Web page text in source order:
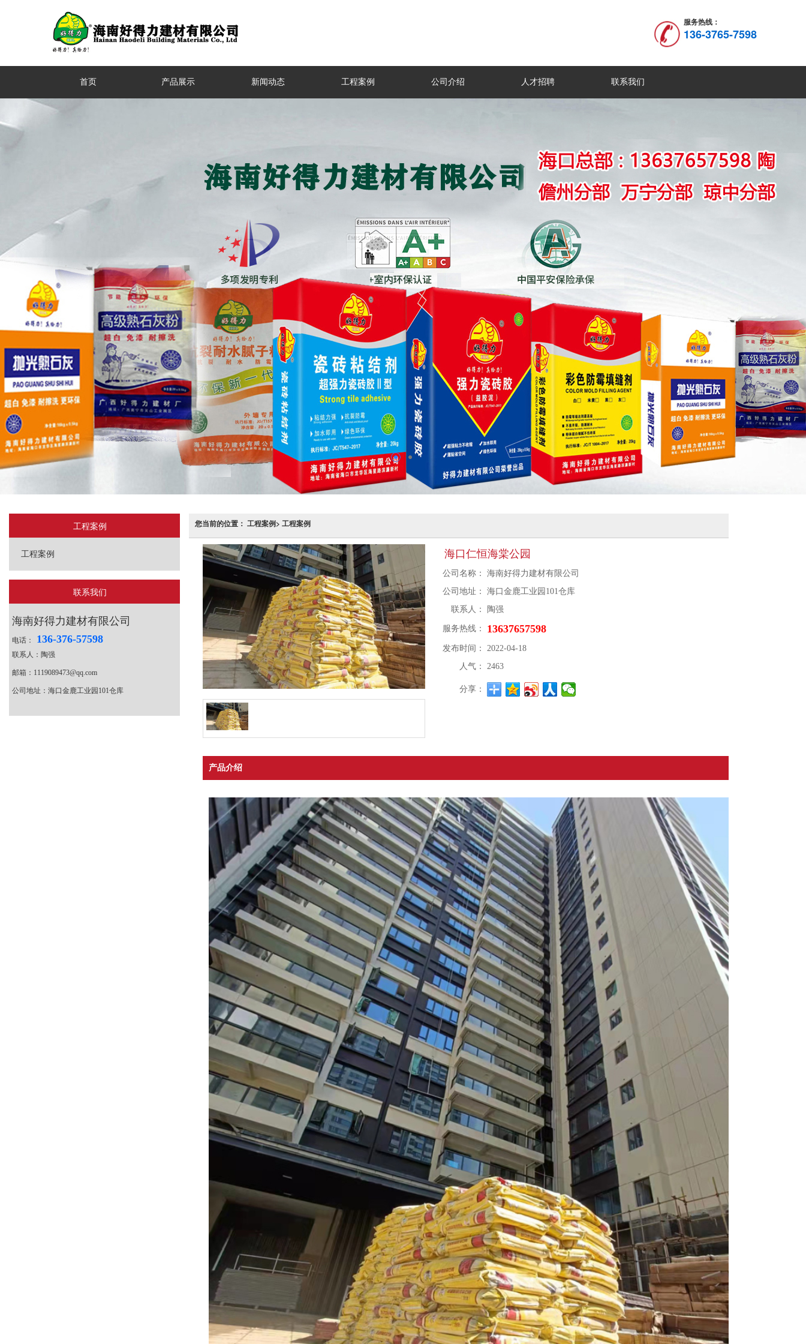
服务热线：
136-3765-7598
首页 产品展示 新闻动态 工程案例 公司介绍 人才招聘 联系我们
您当前的位置： 工程案例> 工程案例
海口仁恒海棠公园
公司名称：
海南好得力建材有限公司
公司地址：
海口金鹿工业园101仓库
联系人：
陶强
服务热线： 13637657598
发布时间：
2022-04-18
人气：
2463
分享：
产品介绍
工程案例
工程案例
联系我们
海南好得力建材有限公司
电话： 136-376-57598
联系人：陶强
邮箱：1119089473@qq.com
公司地址：海口金鹿工业园101仓库